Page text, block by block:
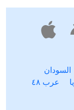
السودان
عرب ٤٨